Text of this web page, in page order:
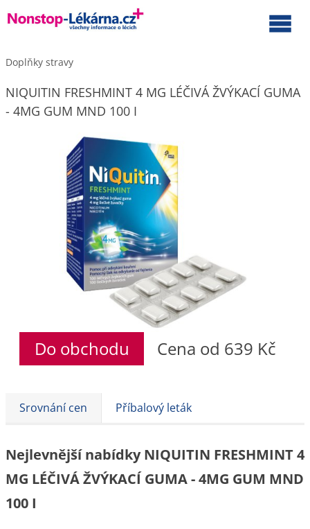
Doplňky stravy
NIQUITIN FRESHMINT 4 MG LÉČIVÁ ŽVÝKACÍ GUMA
- 4MG GUM MND 100 I
Do obchodu Cena od 639 Kč
Srovnání cen Příbalový leták
Nejlevnější nabídky NIQUITIN FRESHMINT 4
MG LÉČIVÁ ŽVÝKACÍ GUMA - 4MG GUM MND
100 I